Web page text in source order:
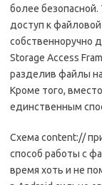
более безопасной.
доступ к
собственноручно
Storage Access
разделив файлы
Кроме того,
единственным
Схема content://
способ работы с
время хоть и не